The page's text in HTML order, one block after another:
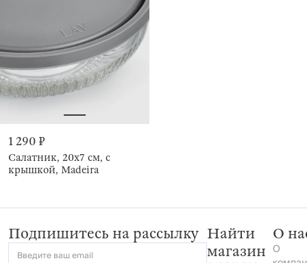
1 290 ₽
Салатник, 20х7 см, с
крышкой, Madeira
Подпишитесь на рассылку
Введите ваш email
Найти
магазин
О
О